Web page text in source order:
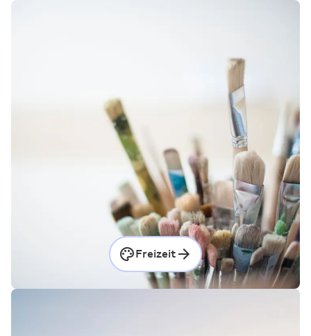
Freizeit